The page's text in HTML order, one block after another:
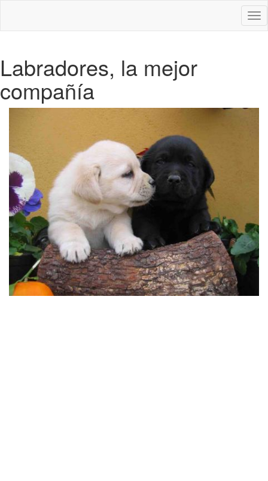
Labradores, la mejor
compañía